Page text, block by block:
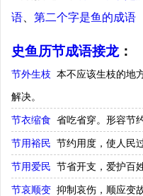
语
第二个字是鱼的成语
史鱼历节成语接龙：
节外生枝 本不应该生枝的地
解决。
节衣缩食 省吃省穿。形容节约
节用裕民 节约用度，使人民
节用爱民 节省开支，爱护百姓
节哀顺变 抑制哀伤，顺应变